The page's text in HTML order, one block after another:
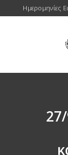
Ημερομηνίες